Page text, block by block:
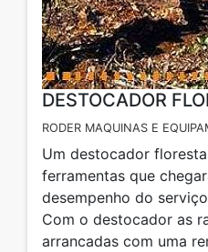
DESTOCADOR
RODER MAQUINAS E
Um destocador
ferramentas que
desempenho do
Com o destocador as
arrancadas com uma